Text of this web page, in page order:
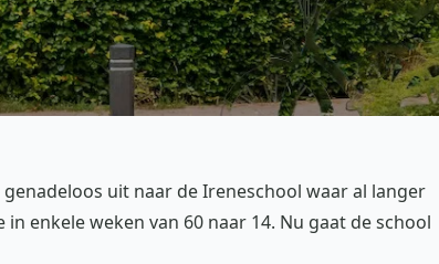
uit naar de Ireneschool waar al langer
enkele weken van 60 naar 14. Nu gaat de school